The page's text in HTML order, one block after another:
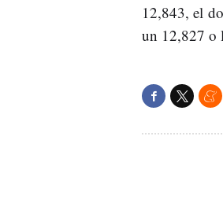
12,843, el
un 12,827 o